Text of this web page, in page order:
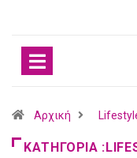
Αρχική
ΚΑΤΗΓΟΡΊΑ